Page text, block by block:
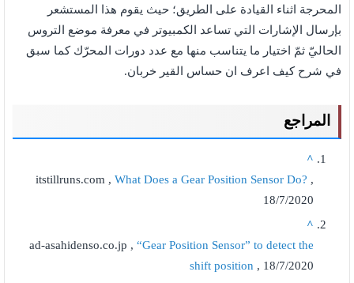
المحرجة اثناء القيادة على الطريق؛ حيث يقوم هذا المستشعر
بإرسال الإشارات التي تساعد الكمبيوتر في معرفة موضع التروس
الحاليّ ثمّ اختيار ما يتناسب منها مع عدد دورات المحرّك كما سبق
في شرح كيف اعرف ان حساس القير خربان.
المراجع
^
itstillruns.com , What Does a Gear Position Sensor Do? ,
18/7/2020
^
ad-asahidenso.co.jp , “Gear Position Sensor” to detect the
shift position , 18/7/2020